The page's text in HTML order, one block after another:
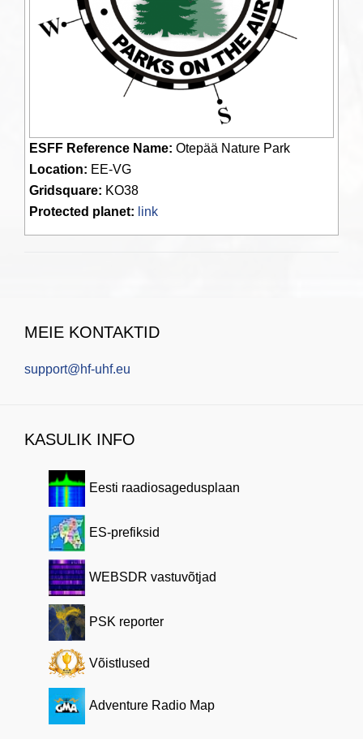
ESFF Reference Name: Otepää Nature Park
Location: EE-VG
Gridsquare: KO38
Protected planet: link
MEIE KONTAKTID
support@hf-uhf.eu
KASULIK INFO
Eesti raadiosagedusplaan
ES-prefiksid
WEBSDR vastuvõtjad
PSK reporter
Võistlused
Adventure Radio Map